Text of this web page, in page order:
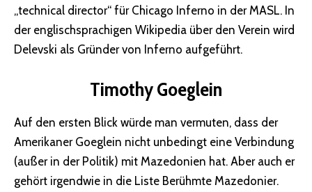
„technical director“ für Chicago Inferno in der MASL. In
der englischsprachigen Wikipedia über den Verein wird
Delevski als Gründer von Inferno aufgeführt.
Timothy Goeglein
Auf den ersten Blick würde man vermuten, dass der
Amerikaner Goeglein nicht unbedingt eine Verbindung
(außer in der Politik) mit Mazedonien hat. Aber auch er
gehört irgendwie in die Liste Berühmte Mazedonier.